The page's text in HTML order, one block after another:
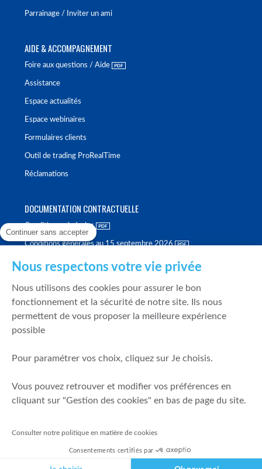
Parrainage / Inviter un ami
AIDE & ACCOMPAGNEMENT
Foire aux questions / Aide
Assistance
Espace actualités
Espace webinaires
Formulaires clients
Outil de trading ProRealTime
Réclamations
DOCUMENTATION CONTRACTUELLE
Conditions générales
Conditions générales au 15 septembre 2026
Politique de meilleure sélection
Politique de durabilité
Fonds de garantie des dépôts et de résolution
Mentions légales
Prévention de la fraude
Politique de gestion des conflits d'intérêts
Continuer sans accepter
Nous respectons votre vie privée
Nous utilisons des cookies pour assurer le bon
fonctionnement et la sécurité de notre site. Ils nous
permettent de vous proposer la meilleure expérience
possible
Pour paramétrer vos choix, cliquez sur Je choisis.
Vous pouvez retrouver et modifier vos préférences en
cliquant sur "Gestion des cookies" en bas de page du site.
Consulter notre politique en matière de cookies
Consentements certifiés par